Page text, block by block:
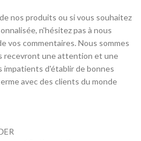
nos produits ou si vous souhaitez
n'hésitez pas à nous
vos commentaires. Nous sommes
recevront une attention et une
impatients d'établir de bonnes
avec des clients du monde